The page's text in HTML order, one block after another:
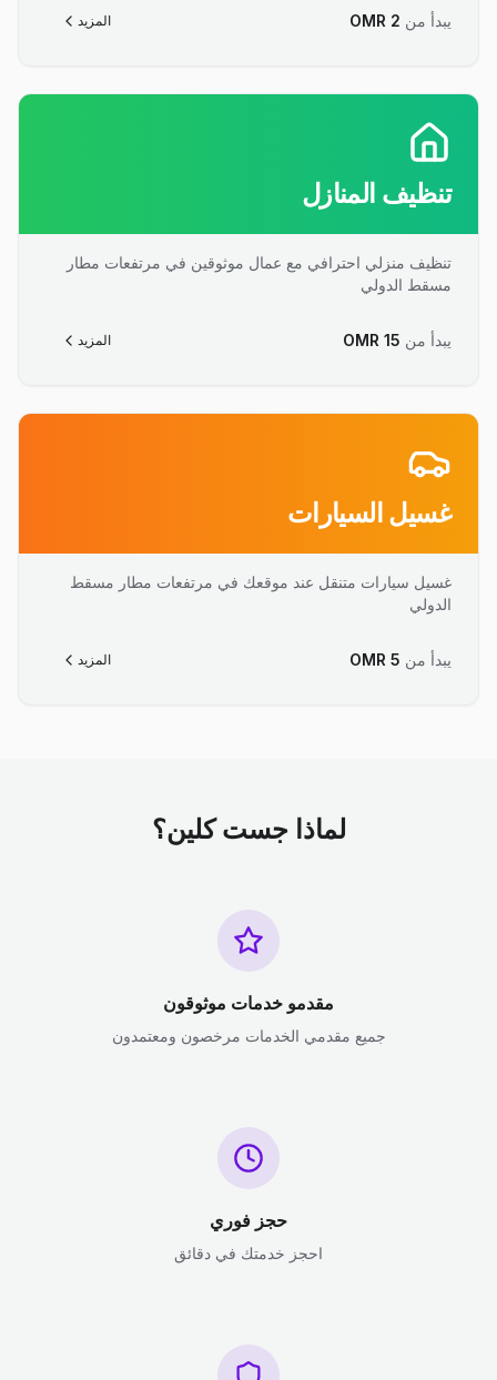
يبدأ من OMR 2 المزيد
تنظيف المنازل
تنظيف منزلي احترافي مع عمال موثوقين في مرتفعات مطار
مسقط الدولي
يبدأ من OMR 15 المزيد
غسيل السيارات
غسيل سيارات متنقل عند موقعك في مرتفعات مطار مسقط
الدولي
يبدأ من OMR 5 المزيد
لماذا جست كلين؟
مقدمو خدمات موثوقون
جميع مقدمي الخدمات مرخصون ومعتمدون
حجز فوري
احجز خدمتك في دقائق